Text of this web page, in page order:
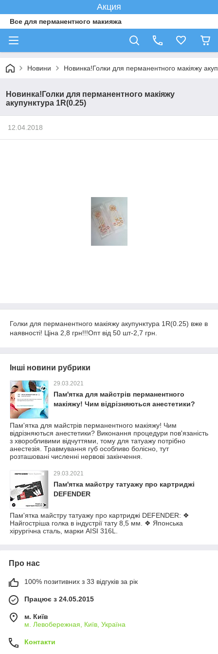
Акция
Все для перманентного макияжа
Новини Новинка!Голки для перманентного макіяжу
Новинка!Голки для перманентного макіяжу
акупунктура 1R(0.25)
12.04.2018
Голки для перманентного макіяжу акупунктура 1R(0.25) вже в
наявності! Ціна 2,8 грн!!!Опт від 50 шт-2,7 грн.
Інші новини рубрики
29.03.2021
Пам'ятка для майстрів перманентного
макіяжу! Чим відрізняються анестетики?
Пам'ятка для майстрів перманентного макіяжу! Чим
відрізняються анестетики? Виконання процедури пов'язаність
з хворобливими відчуттями, тому для татуажу потрібно
анестезія. Травмування губ особливо болісно, тут
розташовані численні нервові закінчення.
29.03.2021
Пам'ятка майстру татуажу про картриджі
DEFENDER
Пам'ятка майстру татуажу про картриджі DEFENDER: ❖
Найгостріша голка в індустрії тату 8,5 мм. ❖ Японська
хірургічна сталь, марки AISI 316L.
Про нас
100% позитивних з 33 відгуків за рік
Працює з 24.05.2015
м. Київ
м. Левобережная, Київ, Україна
Контакти